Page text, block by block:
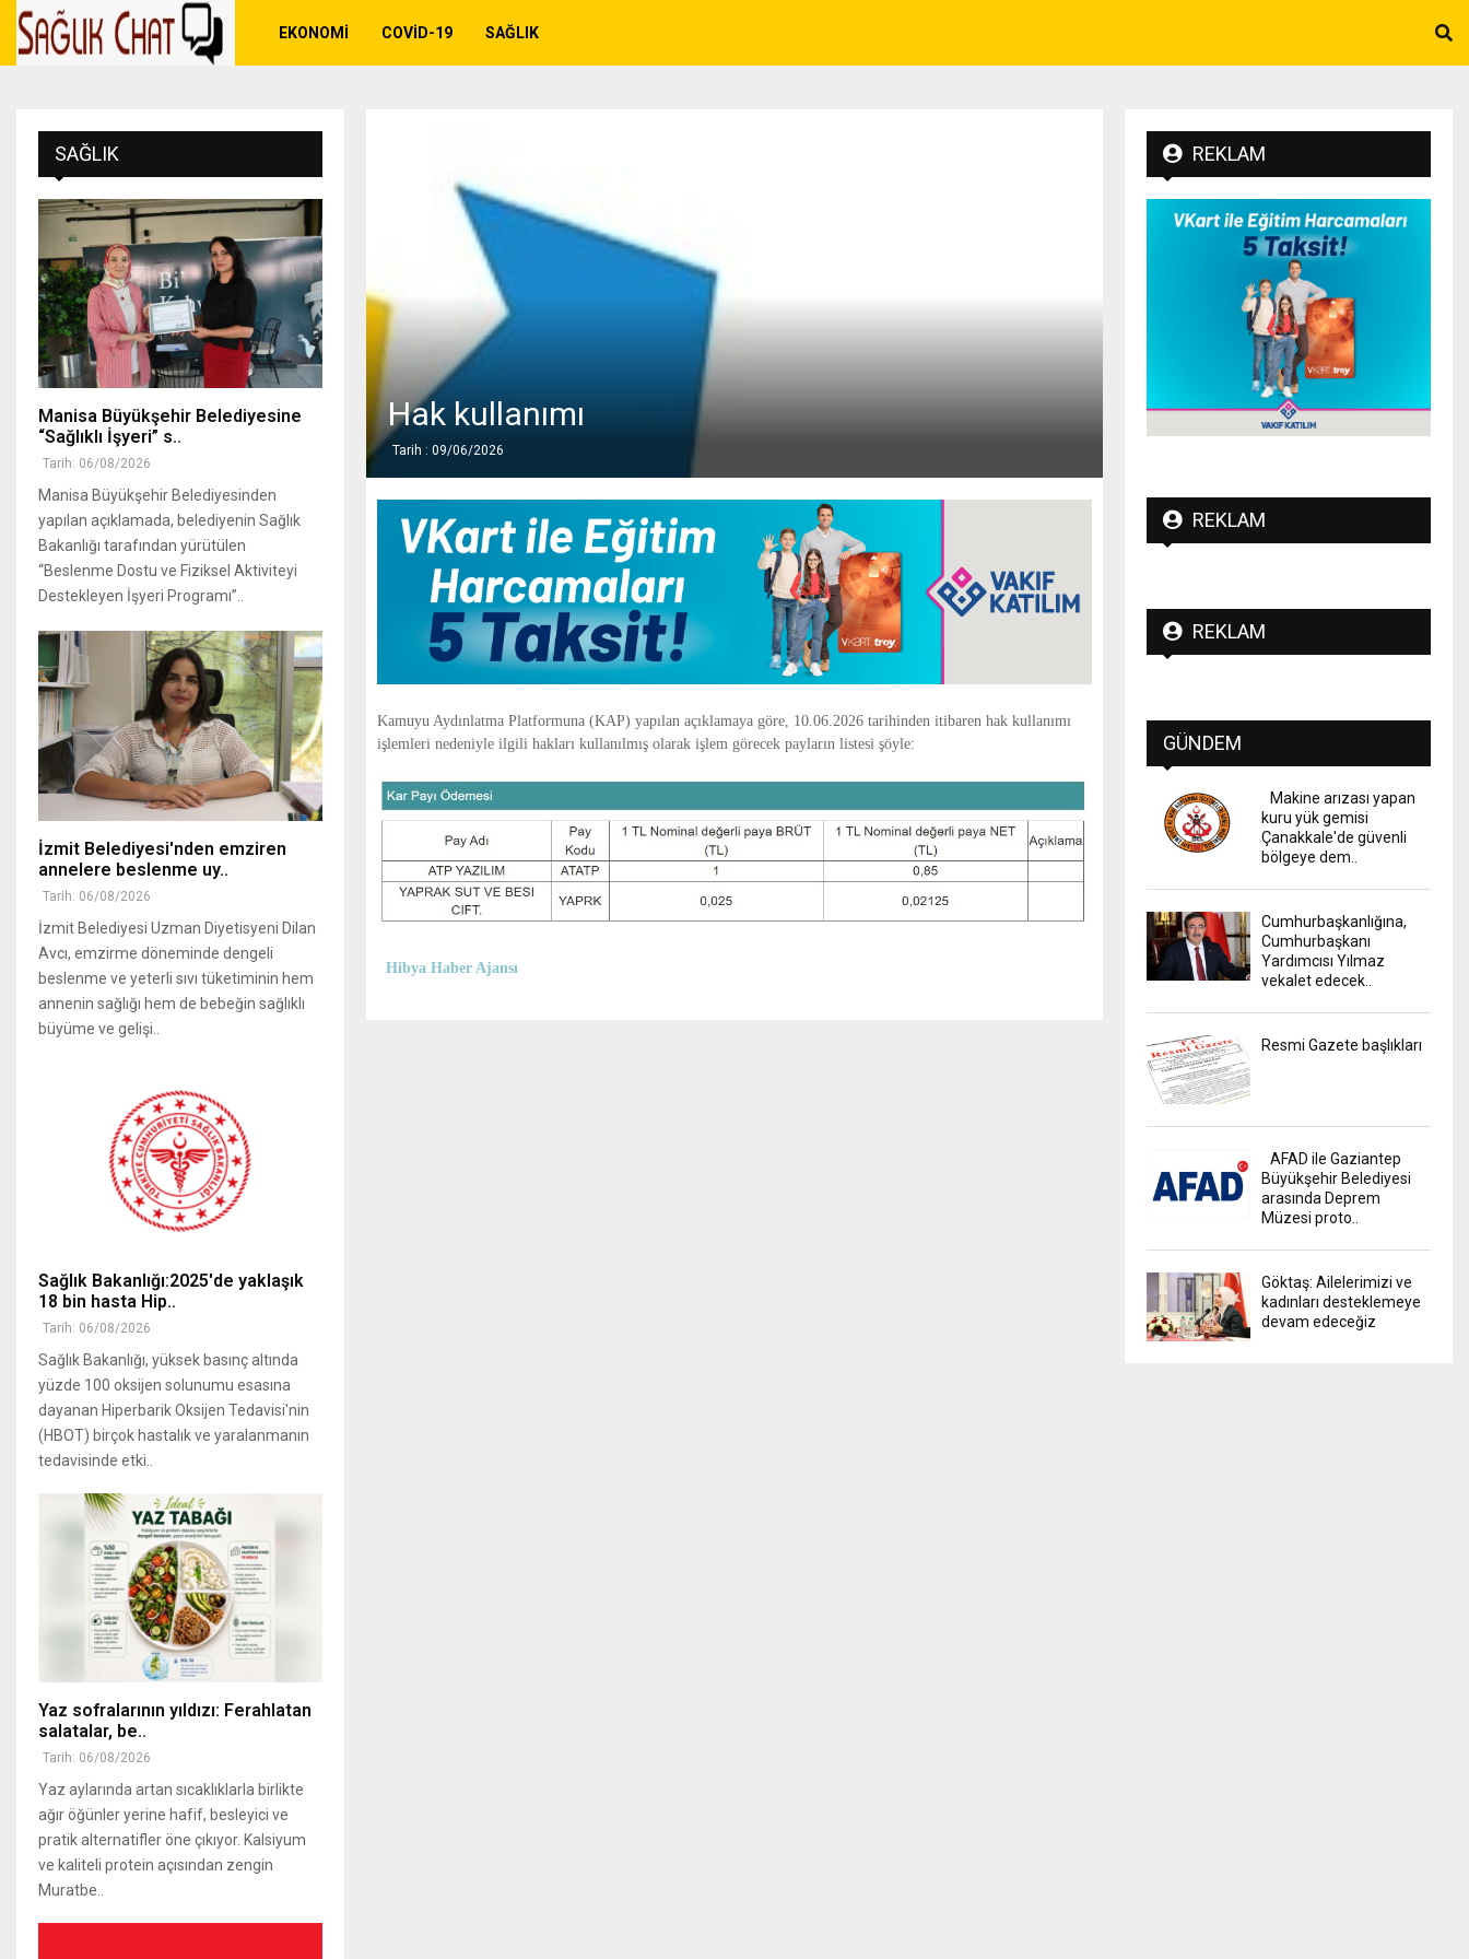
EKONOMI COVID-19 SAĞLIK
Hak kullanımı
Tarih : 09/06/2026
Kamuyu Aydınlatma Platformuna (KAP) yapılan açıklamaya göre, 10.06.2026 tarihinden itibaren hak kullanımı
işlemleri nedeniyle ilgili hakları kullanılmış olarak işlem görecek payların listesi şöyle:
Hibya Haber Ajansı
SAĞLIK
Manisa Büyükşehir Belediyesine
“Sağlıklı İşyeri” s..
Tarih: 06/08/2026
Manisa Büyükşehir Belediyesinden
yapılan açıklamada, belediyenin Sağlık
Bakanlığı tarafından yürütülen
“Beslenme Dostu ve Fiziksel Aktiviteyi
Destekleyen İşyeri Programı”..
İzmit Belediyesi'nden emziren
annelere beslenme uy..
Tarih: 06/08/2026
İzmit Belediyesi Uzman Diyetisyeni Dilan
Avcı, emzirme döneminde dengeli
beslenme ve yeterli sıvı tüketiminin hem
annenin sağlığı hem de bebeğin sağlıklı
büyüme ve gelişi..
Sağlık Bakanlığı:2025'de yaklaşık
18 bin hasta Hip..
Tarih: 06/08/2026
Sağlık Bakanlığı, yüksek basınç altında
yüzde 100 oksijen solunumu esasına
dayanan Hiperbarik Oksijen Tedavisi'nin
(HBOT) birçok hastalık ve yaralanmanın
tedavisinde etki..
Yaz sofralarının yıldızı: Ferahlatan
salatalar, be..
Tarih: 06/08/2026
Yaz aylarında artan sıcaklıklarla birlikte
ağır öğünler yerine hafif, besleyici ve
pratik alternatifler öne çıkıyor. Kalsiyum
ve kaliteli protein açısından zengin
Muratbe..
REKLAM
REKLAM
REKLAM
GÜNDEM
Makine arızası yapan
kuru yük gemisi
Çanakkale'de güvenli
bölgeye dem..
Cumhurbaşkanlığına,
Cumhurbaşkanı
Yardımcısı Yılmaz
vekalet edecek..
Resmi Gazete başlıkları
AFAD ile Gaziantep
Büyükşehir Belediyesi
arasında Deprem
Müzesi proto..
Göktaş: Ailelerimizi ve
kadınları desteklemeye
devam edeceğiz